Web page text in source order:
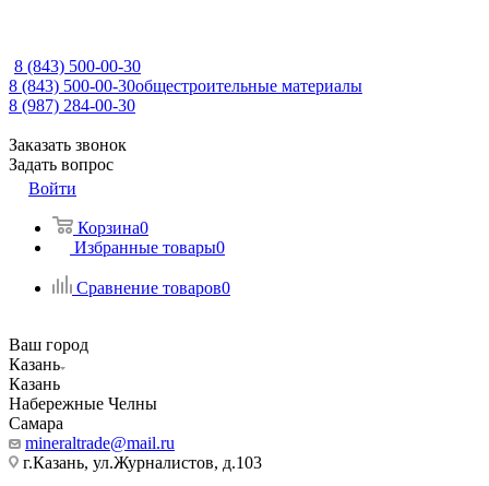
8 (843) 500-00-30
8 (843) 500-00-30общестроительные материалы
8 (987) 284-00-30
Заказать звонок
Задать вопрос
Войти
Корзина0
Избранные товары0
Сравнение товаров0
Ваш город
Казань
Казань
Набережные Челны
Самара
mineraltrade@mail.ru
г.Казань, ул.Журналистов, д.103